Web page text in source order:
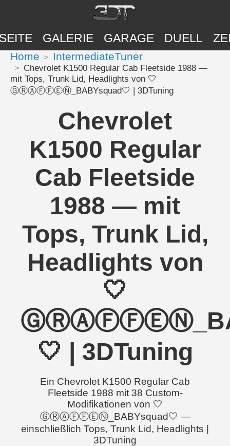
GALERIE GARAGE DUELL
Home IntermediateTuner
Chevrolet K1500 Regular Cab Fleetside 1988 —
mit Tops, Trunk Lid, Headlights von 🤍
ⒼⓇⒶⒻⒻⒺⓃ_BABYsquad🤍 | 3DTuning
Chevrolet
K1500 Regular
Cab Fleetside
1988 — mit
Tops, Trunk Lid,
Headlights von
🤍
🤍 | 3DTuning
Ein Chevrolet K1500 Regular Cab
Fleetside 1988 mit 38 Custom-
Modifikationen von 🤍
ⒼⓇⒶⒻⒻⒺⓃ_BABYsquad🤍 —
einschließlich Tops, Trunk Lid, Headlights |
3DTuning